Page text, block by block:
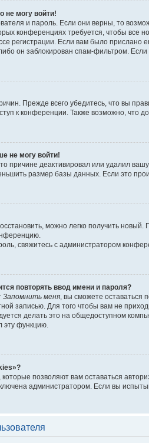
не могу войти!
и пароль. Если они верны, то
конференциях требуется, чтобы все
регистрации. Если вам было
он заблокирован спам-фильтром.
Прежде всего убедитесь, что вы
к конференции. Также возможно, что
не могу войти!
причине деактивировал или удалил
размер базы данных. Если это
можно легко получить
свяжитесь с администратором
повторять ввод имени и пароля?
Запомнить меня, вы сможете оставаться
записью. Для того чтобы вам не
делать это на общедоступном
эту функцию.
позволяют вам оставаться
администратором. Если вы